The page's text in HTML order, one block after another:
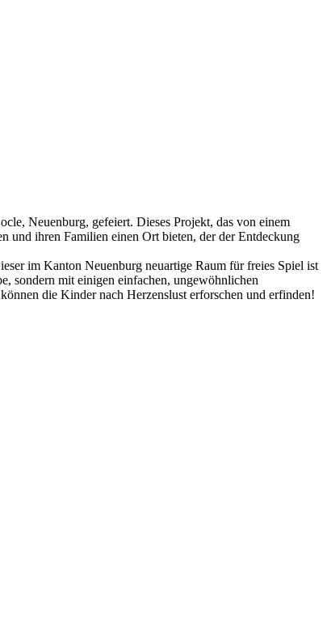
Neuenburg, gefeiert. Dieses Projekt, das von einem
und ihren Familien einen Ort bieten, der der Entdeckung
im Kanton Neuenburg neuartige Raum für freies Spiel ist
sondern mit einigen einfachen, ungewöhnlichen
die Kinder nach Herzenslust erforschen und erfinden!